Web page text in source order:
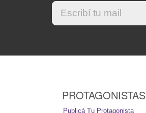
PROTAGONISTAS
Publicá Tu Protagonista